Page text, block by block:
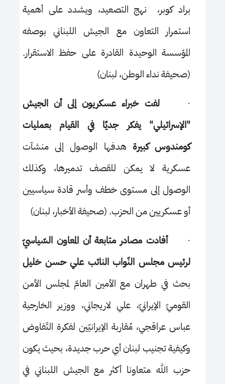
براد كوبر، نهج التصعيد، ويشدد على أهمية
استمرار التعاون مع الجيش اللبناني بوصفه
المؤسسة الوحيدة القادرة على حفظ الاستقرار.
(صحيفة نداء الوطن، لبنان)
·لفت خبراء عسكريون إلى أن الجيش
"الإسرائيلي" يفكر جديًا في القيام بعمليات
كومندوس كبيرة هدفها الوصول إلى منشآت
عسكرية لا يمكن للقصف تدميرها، وكذلك
الوصول إلى مستوى خطف وأسر قادة سياسيين
أو عسكريين من الحزب. (صحيفة الأخبار، لبنان)
·أفادت مصادر متابعة أن المعاون السّياسيّ
لرئيس مجلس النّواب النائب علي حسن خليل
بحث في طهران مع الأمين العامّ لمجلس الأمن
القوميّ الإيرانيّ، علي لاريجاني، ووزير الخارجية
عباس عراقجي، مُقاربة الإيرانيّين لفكرة التّفاوض
وكيفية تجنيب لبنان أي حرب جديدة، بحيث يكون
حزب الله متعاونا أكثر مع الجيش اللبناني في